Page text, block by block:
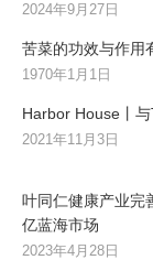
2024年9月27日
苦菜的功效与作用
1970年1月1日
Harbor House丨
2021年11月3日
叶同仁健康产业完
亿蓝海市场
2023年4月28日